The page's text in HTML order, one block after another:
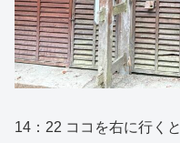
14：22 ココを右に行くと